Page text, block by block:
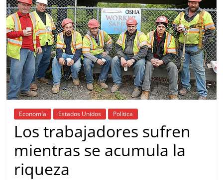
Economía Estados Unidos Política
Los trabajadores sufren
mientras se acumula la
riqueza